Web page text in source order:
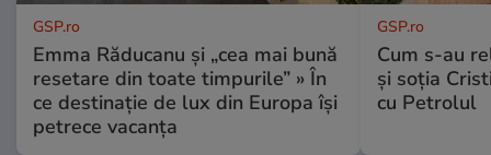
GSP.ro
Emma Răducanu și „cea mai bună
resetare din toate timpurile” » În
ce destinație de lux din Europa își
petrece vacanța
GSP.ro
Cum s-au
și soția
cu Petrolul